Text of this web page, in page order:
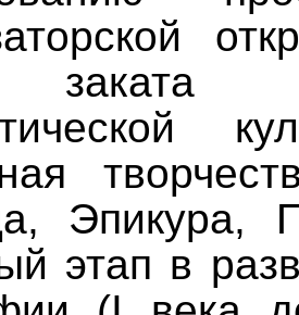
заката
Эпикура,
этап в